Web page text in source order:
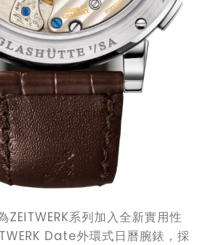
ZEITWERK系列加入全新實用性
Date外環式日曆腕錶，採